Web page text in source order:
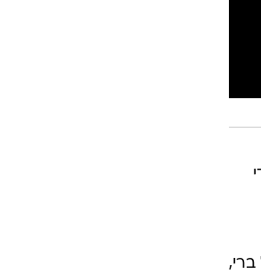
ברי,